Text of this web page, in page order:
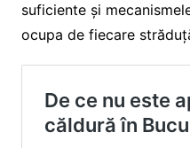
suficiente și
ocupa de fiecare